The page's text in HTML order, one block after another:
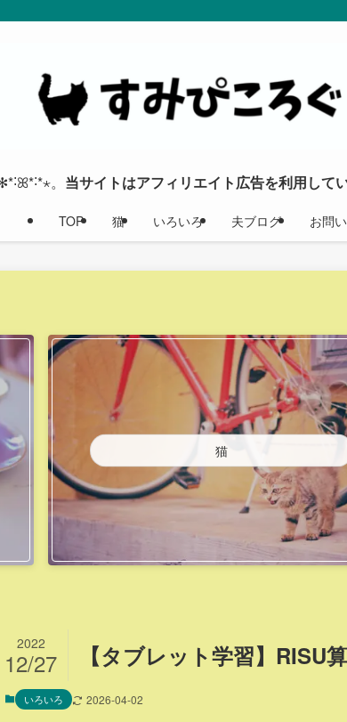
TOP 猫 いろいろ 夫ブログ お問
。 当サイトはアフィリエイト広告を利用して
猫
【タブレット学習】RISU
2022
12/27
いろいろ 2026-04-02